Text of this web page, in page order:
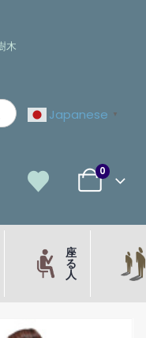
木
Japanese ▼
0
座
る
人